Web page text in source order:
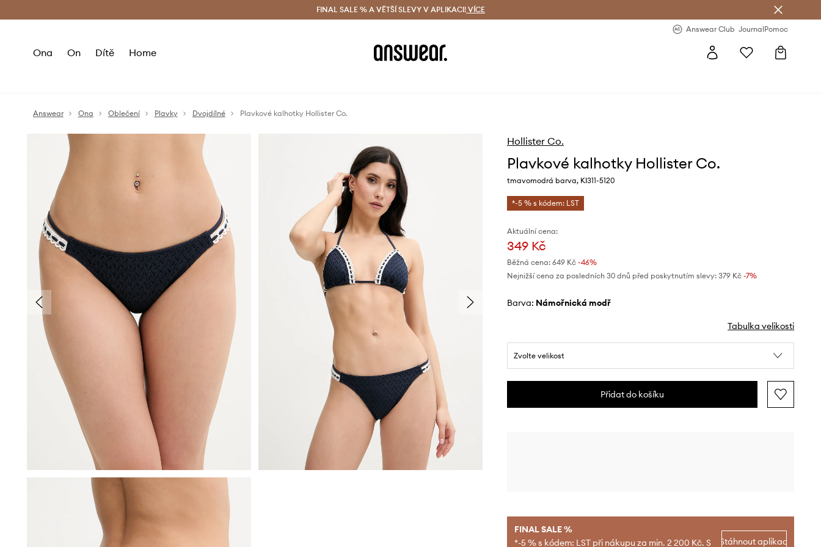
Doručení a vrácení zdarma (od 1800 Kč) Doručení i do 24 h
FINAL SALE % A VĚTŠÍ SLEVY V APLIKACI! VÍCE
Answear Club JournalPomoc
Ona On Dítě Home
Answear Ona Oblečení Plavky Dvojdílné Plavkové kalhotky Hollister Co.
Hollister Co.
Plavkové kalhotky Hollister Co.
tmavomodrá barva, KI311-5120
*-5 % s kódem: LST
Aktuální cena:
349 Kč
Běžná cena: 649 Kč-46%
Nejnižší cena za posledních 30 dnů před poskytnutím slevy: 379 Kč -7%
Barva: námořnická modř
Tabulka velikosti
Zvolte velikost
Přidat do košíku
FINAL SALE %
*-5 % s kódem: LST při nákupu za min. 2 200 Kč. S
Stáhnout aplikaci